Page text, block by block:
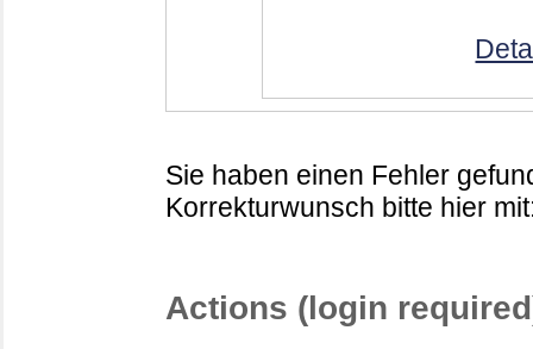
Sie haben einen Fehler
Korrekturwunsch bitte hier
Actions (login